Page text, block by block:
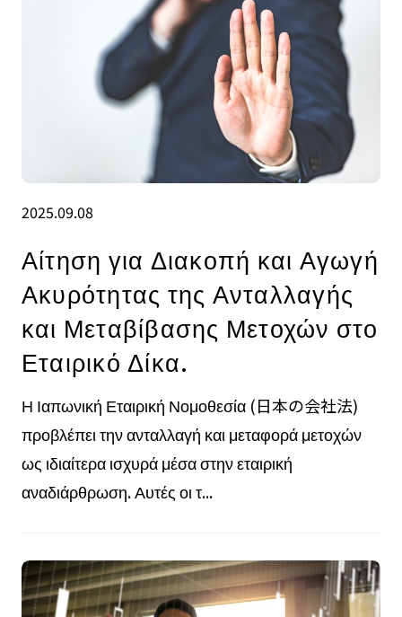
2025.09.08
Αίτηση για Διακοπή και Αγωγή
Ακυρότητας της Ανταλλαγής
και Μεταβίβασης Μετοχών στο
Εταιρικό Δίκα.
Η Ιαπωνική Εταιρική Νομοθεσία (日本の会社法)
προβλέπει την ανταλλαγή και μεταφορά μετοχών
ως ιδιαίτερα ισχυρά μέσα στην εταιρική
αναδιάρθρωση. Αυτές οι τ...